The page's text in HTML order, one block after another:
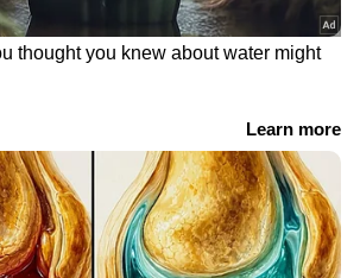
ആയിരുന്നു വിഘ്‍നേഷ്
തിരുപ്പതിയിൽ ദർശനം
വീഡിയോകളും
പ്രചരിച്ചിരുന്നു. ഈ
മതിൽക്കെട്ടിനകത്ത്
താളത്തിൽ ചേരാൻ
ന്യൂസ് മലയാളം വാർത്തകൾ